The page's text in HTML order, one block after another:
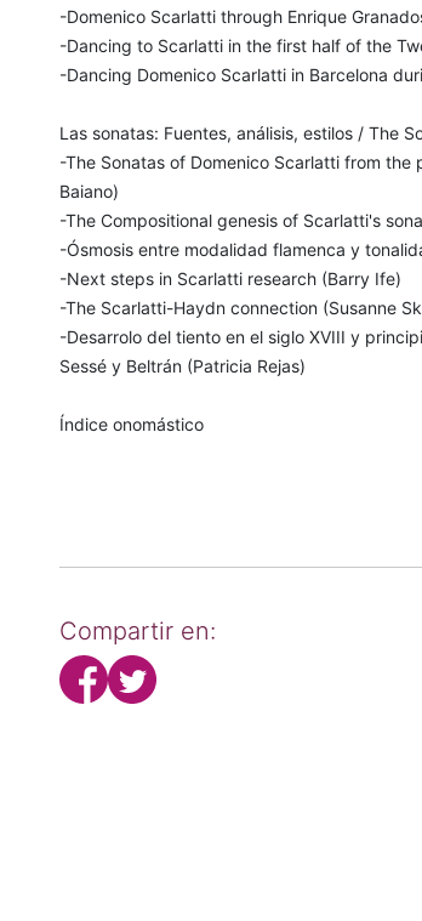
-Domenico Scarlatti through Enrique
-Dancing to Scarlatti in the first half of the
-Dancing Domenico Scarlatti in Barcelona
Las sonatas: Fuentes, análisis, estilos / The
-The Sonatas of Domenico Scarlatti from
Baiano)
-The Compositional genesis of Scarlatti's
-Ósmosis entre modalidad flamenca y
-Next steps in Scarlatti research (Barry Ife)
-The Scarlatti-Haydn connection (Susanne
-Desarrolo del tiento en el siglo XVIII y
Sessé y Beltrán (Patricia Rejas)
Índice onomástico
Compartir en: